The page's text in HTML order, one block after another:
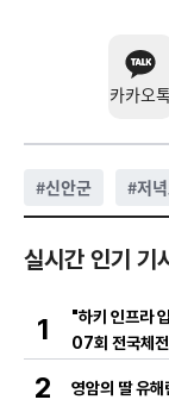
카카오톡
#신안군 #저
실시간 인기 기
1
"하키 인프라
07회 전국체전
2 영암의 딸 유